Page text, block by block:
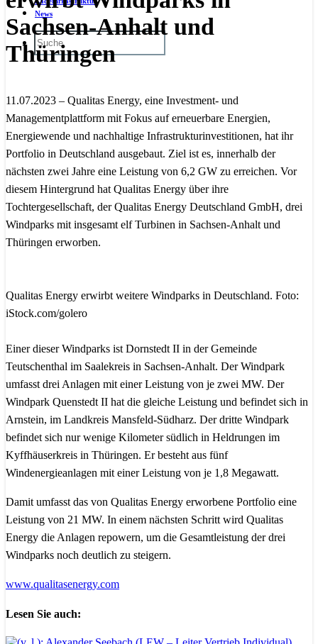
News
Sachsen-Anhalt und
Thüringen
11.07.2023 – Qualitas Energy, eine Investment- und
Managementplattform mit Fokus auf erneuerbare Energien,
Energiewende und nachhaltige Infrastrukturinvestitionen, hat ihr
Portfolio in Deutschland ausgebaut. Ziel ist es, innerhalb der
nächsten zwei Jahre eine Leistung von 6,2 GW zu erreichen. Vor
diesem Hintergrund hat Qualitas Energy über ihre
Tochtergesellschaft, der Qualitas Energy Deutschland GmbH, drei
Windparks mit insgesamt elf Turbinen in Sachsen-Anhalt und
Thüringen erworben.
Qualitas Energy erwirbt weitere Windparks in Deutschland. Foto:
iStock.com/golero
Einer dieser Windparks ist Dornstedt II in der Gemeinde
Teutschenthal im Saalekreis in Sachsen-Anhalt. Der Windpark
umfasst drei Anlagen mit einer Leistung von je zwei MW. Der
Windpark Quenstedt II hat die gleiche Leistung und befindet sich in
Arnstein, im Landkreis Mansfeld-Südharz. Der dritte Windpark
befindet sich nur wenige Kilometer südlich in Heldrungen im
Kyffhäuserkreis in Thüringen. Er besteht aus fünf
Windenergieanlagen mit einer Leistung von je 1,8 Megawatt.
Damit umfasst das von Qualitas Energy erworbene Portfolio eine
Leistung von 21 MW. In einem nächsten Schritt wird Qualitas
Energy die Anlagen repowern, um die Gesamtleistung der drei
Windparks noch deutlich zu steigern.
www.qualitasenergy.com
Lesen Sie auch: